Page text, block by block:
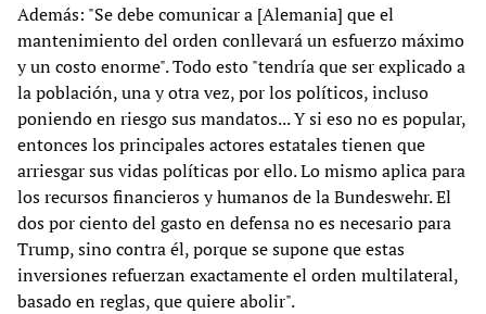
Además: "Se debe comunicar a [Alemania] que el
mantenimiento del orden conllevará un esfuerzo máximo
y un costo enorme". Todo esto "tendría que ser explicado a
la población, una y otra vez, por los políticos, incluso
poniendo en riesgo sus mandatos... Y si eso no es popular,
entonces los principales actores estatales tienen que
arriesgar sus vidas políticas por ello. Lo mismo aplica para
los recursos financieros y humanos de la Bundeswehr. El
dos por ciento del gasto en defensa no es necesario para
Trump, sino contra él, porque se supone que estas
inversiones refuerzan exactamente el orden multilateral,
basado en reglas, que quiere abolir".